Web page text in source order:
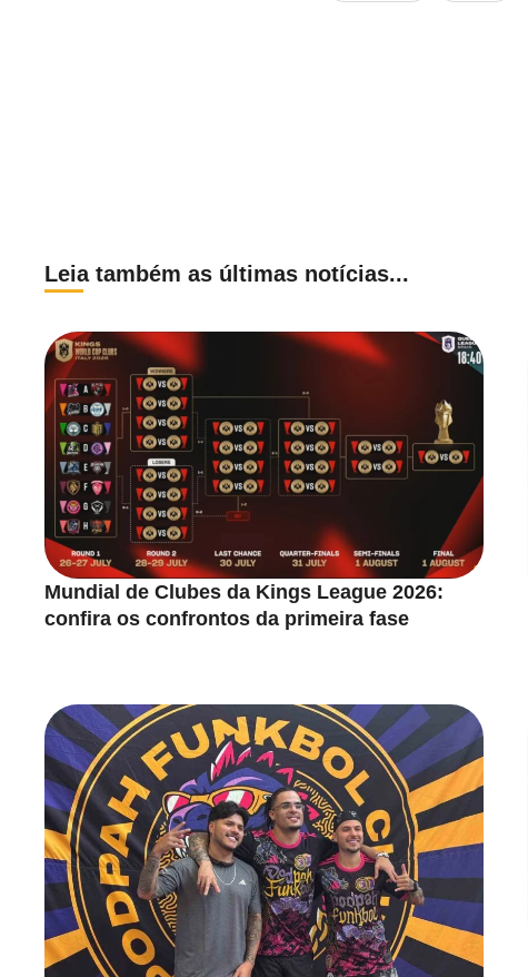
Leia também as últimas notícias...
Mundial de Clubes da Kings League 2026:
confira os confrontos da primeira fase